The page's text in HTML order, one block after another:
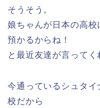
そうそう。
娘ちゃんが日本の高
預かるからね！
と最近友達が言ってく
今通っているシュタ
校だから